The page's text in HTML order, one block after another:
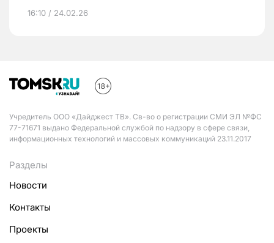
16:10 / 24.02.26
Учредитель ООО «Дайджест ТВ». Св-во о регистрации СМИ ЭЛ №ФС
77-71671 выдано Федеральной службой по надзору в сфере связи,
информационных технологий и массовых коммуникаций 23.11.2017
Разделы
Новости
Контакты
Проекты